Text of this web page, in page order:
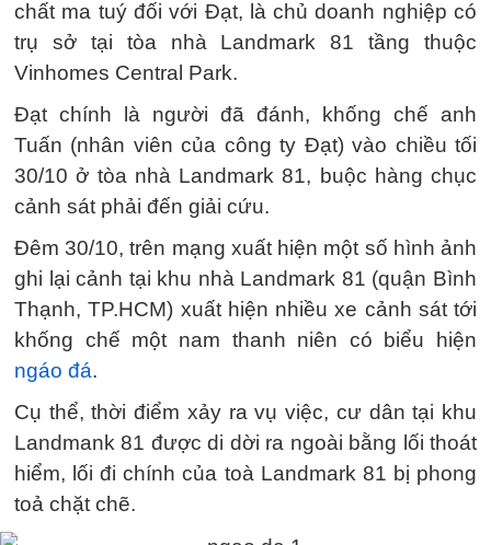
chất ma tuý đối với Đạt, là chủ doanh nghiệp có
trụ sở tại tòa nhà Landmark 81 tầng thuộc
Vinhomes Central Park.
Đạt chính là người đã đánh, khống chế anh
Tuấn (nhân viên của công ty Đạt) vào chiều tối
30/10 ở tòa nhà Landmark 81, buộc hàng chục
cảnh sát phải đến giải cứu.
Đêm 30/10, trên mạng xuất hiện một số hình ảnh
ghi lại cảnh tại khu nhà Landmark 81 (quận Bình
Thạnh, TP.HCM) xuất hiện nhiều xe cảnh sát tới
khống chế một nam thanh niên có biểu hiện
ngáo đá.
Cụ thể, thời điểm xảy ra vụ việc, cư dân tại khu
Landmank 81 được di dời ra ngoài bằng lối thoát
hiểm, lối đi chính của toà Landmark 81 bị phong
toả chặt chẽ.